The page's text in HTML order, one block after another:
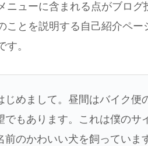
ニューに含まれる点がブロ
ことを説明する自己紹介ペ
す。
じめまして。昼間はバイク便
でもあります。これは僕のサ
前のかわいい犬を飼っていま